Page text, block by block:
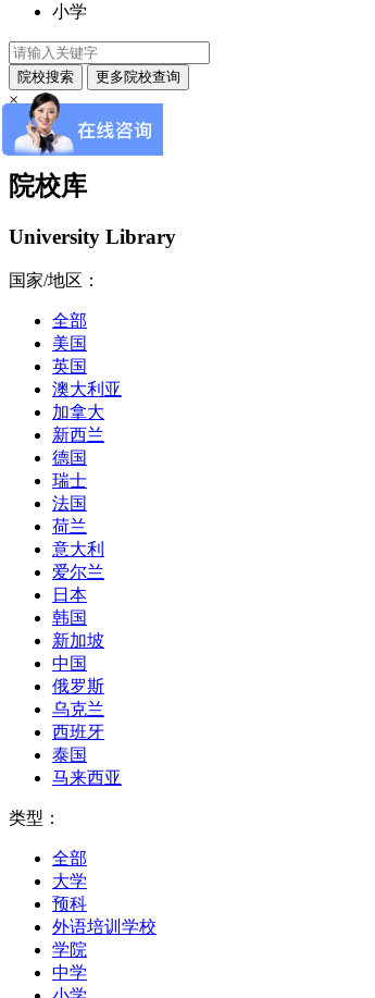
小学
×
院校库
University Library
国家/地区：
全部
美国
英国
澳大利亚
加拿大
新西兰
德国
瑞士
法国
荷兰
意大利
爱尔兰
日本
韩国
新加坡
中国
俄罗斯
乌克兰
西班牙
泰国
马来西亚
类型：
全部
大学
预科
外语培训学校
学院
中学